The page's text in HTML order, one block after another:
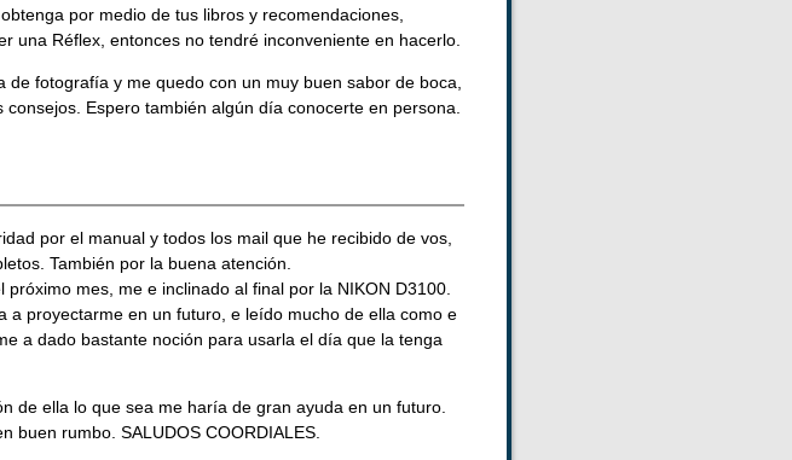
por medio de tus libros y recomendaciones,
una Réflex, entonces no tendré inconveniente en hacerlo.
fotografía y me quedo con un muy buen sabor de boca,
Espero también algún día conocerte en persona.
por el manual y todos los mail que he recibido de vos,
También por la buena atención.
mes, me e inclinado al final por la NIKON D3100.
proyectarme en un futuro, e leído mucho de ella como e
a dado bastante noción para usarla el día que la tenga
de ella lo que sea me haría de gran ayuda en un futuro.
buen rumbo. SALUDOS COORDIALES.